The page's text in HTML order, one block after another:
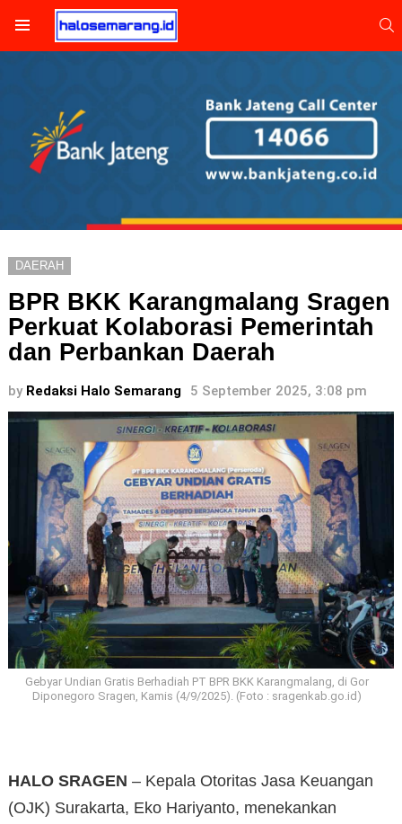
DAERAH
BPR BKK Karangmalang Sragen
Perkuat Kolaborasi Pemerintah
dan Perbankan Daerah
by Redaksi Halo Semarang 5 September 2025, 3:08 pm
Gebyar Undian Gratis Berhadiah PT BPR BKK Karangmalang, di Gor
Diponegoro Sragen, Kamis (4/9/2025). (Foto : sragenkab.go.id)
HALO SRAGEN – Kepala Otoritas Jasa Keuangan
(OJK) Surakarta, Eko Hariyanto, menekankan